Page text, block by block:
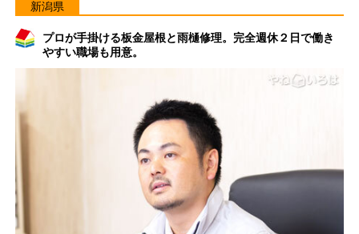
新潟県
プロが手掛ける板金屋根と雨樋修理。完全週休２日で働き
やすい職場も用意。